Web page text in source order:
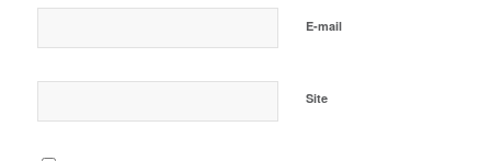
E-mail
Site